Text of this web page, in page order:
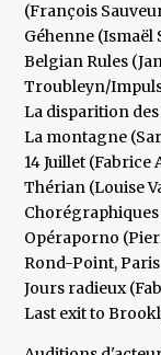
(François
Géhenne (Ismaël
Belgian Rules
Troubleyn/
La disparition
La montagne
14 Juillet (Fabrice
Thérian (Louise
Opéraporno
Rond-Point, Paris
Jours radieux
Last exit to